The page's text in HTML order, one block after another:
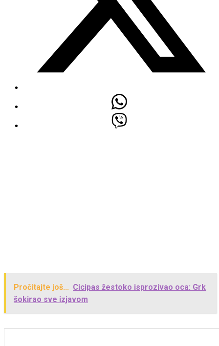
Pročitajte još... Cicipas žestoko isprozivao oca: Grk
šokirao sve izjavom